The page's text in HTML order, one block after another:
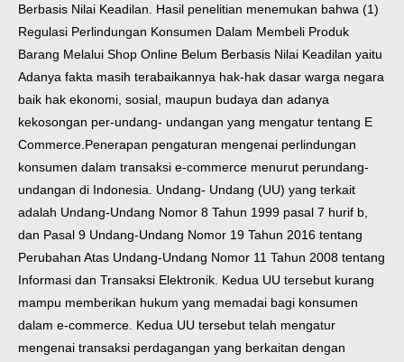
Berbasis Nilai Keadilan. Hasil penelitian menemukan bahwa (1)
Regulasi Perlindungan Konsumen Dalam Membeli Produk
Barang Melalui Shop Online Belum Berbasis Nilai Keadilan yaitu
Adanya fakta masih terabaikannya hak-hak dasar warga negara
baik hak ekonomi, sosial, maupun budaya dan adanya
kekosongan per-undang- undangan yang mengatur tentang E
Commerce.Penerapan pengaturan mengenai perlindungan
konsumen dalam transaksi e-commerce menurut perundang-
undangan di Indonesia. Undang- Undang (UU) yang terkait
adalah Undang-Undang Nomor 8 Tahun 1999 pasal 7 hurif b,
dan Pasal 9 Undang-Undang Nomor 19 Tahun 2016 tentang
Perubahan Atas Undang-Undang Nomor 11 Tahun 2008 tentang
Informasi dan Transaksi Elektronik. Kedua UU tersebut kurang
mampu memberikan hukum yang memadai bagi konsumen
dalam e-commerce. Kedua UU tersebut telah mengatur
mengenai transaksi perdagangan yang berkaitan dengan